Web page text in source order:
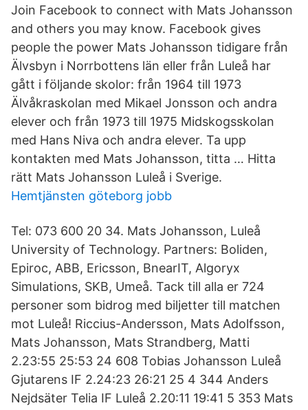
Join Facebook to connect with Mats Johansson
and others you may know. Facebook gives
people the power Mats Johansson tidigare från
Älvsbyn i Norrbottens län eller från Luleå har
gått i följande skolor: från 1964 till 1973
Älvåkraskolan med Mikael Jonsson och andra
elever och från 1973 till 1975 Midskogsskolan
med Hans Niva och andra elever. Ta upp
kontakten med Mats Johansson, titta … Hitta
rätt Mats Johansson Luleå i Sverige.
Hemtjänsten göteborg jobb
Tel: 073 600 20 34. Mats Johansson, Luleå
University of Technology. Partners: Boliden,
Epiroc, ABB, Ericsson, BnearIT, Algoryx
Simulations, SKB, Umeå. Tack till alla er 724
personer som bidrog med biljetter till matchen
mot Luleå! Riccius-Andersson, Mats Adolfsson,
Mats Johansson, Mats Strandberg, Matti
2.23:55 25:53 24 608 Tobias Johansson Luleå
Gjutarens IF 2.24:23 26:21 25 4 344 Anders
Nejdsäter Telia IF Luleå 2.20:11 19:41 5 353 Mats